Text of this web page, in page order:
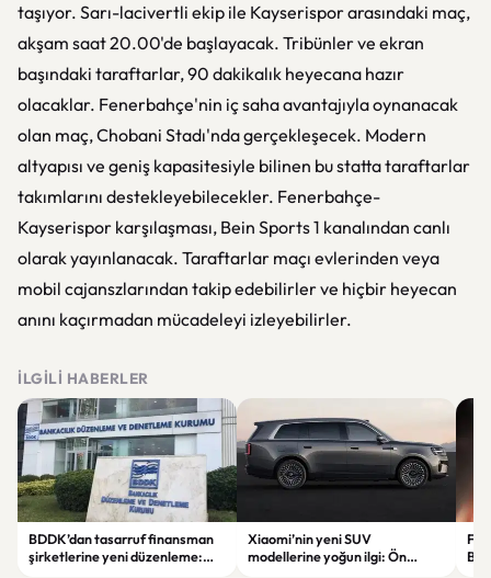
taşıyor. Sarı-lacivertli ekip ile Kayserispor arasındaki maç,
akşam saat 20.00'de başlayacak. Tribünler ve ekran
başındaki taraftarlar, 90 dakikalık heyecana hazır
olacaklar. Fenerbahçe'nin iç saha avantajıyla oynanacak
olan maç, Chobani Stadı'nda gerçekleşecek. Modern
altyapısı ve geniş kapasitesiyle bilinen bu statta taraftarlar
takımlarını destekleyebilecekler. Fenerbahçe-
Kayserispor karşılaşması, Bein Sports 1 kanalından canlı
olarak yayınlanacak. Taraftarlar maçı evlerinden veya
mobil cajanszlarından takip edebilirler ve hiçbir heyecan
anını kaçırmadan mücadeleyi izleyebilirler.
İLGILI HABERLER
BDDK’dan tasarruf finansman
şirketlerine yeni düzenleme:
Xiaomi’nin yeni SUV
modellerine yoğun ilgi: Ön